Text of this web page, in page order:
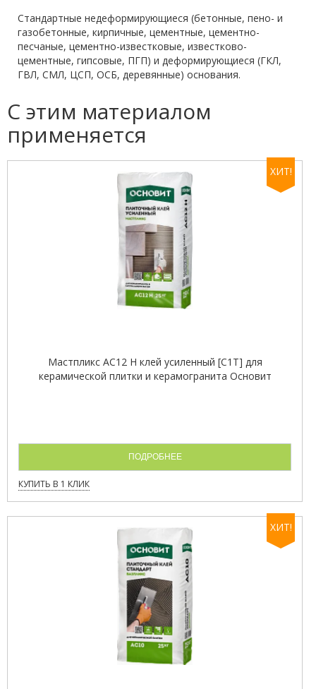
Стандартные недеформирующиеся (бетонные, пено- и
газобетонные, кирпичные, цементные, цементно-
песчаные, цементно-известковые, известково-
цементные, гипсовые, ПГП) и деформирующиеся (ГКЛ,
ГВЛ, СМЛ, ЦСП, ОСБ, деревянные) основания.
С этим материалом
применяется
ХИТ!
Мастпликс AC12 H клей усиленный [C1T] для
керамической плитки и керамогранита Основит
ПОДРОБНЕЕ
КУПИТЬ В 1 КЛИК
ХИТ!